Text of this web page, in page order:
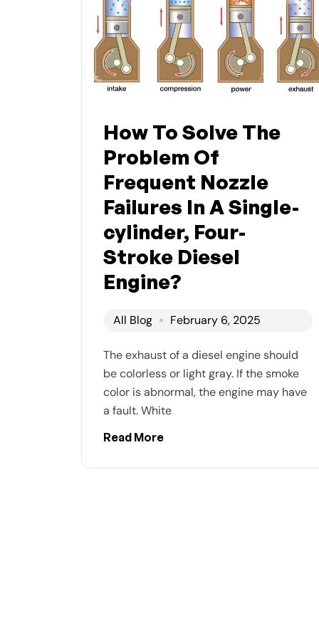
How To Solve The
Problem Of
Frequent Nozzle
Failures In A Single-
cylinder, Four-
Stroke Diesel
Engine?
All Blog February 6, 2025
The exhaust of a diesel engine should
be colorless or light gray. If the smoke
color is abnormal, the engine may have
a fault. White
Read More